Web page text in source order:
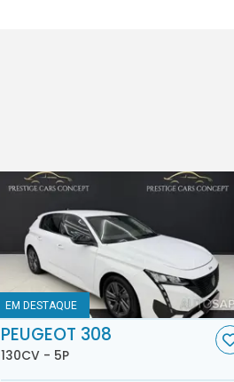
EM DESTAQUE
PEUGEOT 308
130CV - 5P